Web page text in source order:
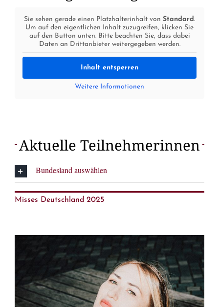
Sie sehen gerade einen Platzhalterinhalt von Standard.
Um auf den eigentlichen Inhalt zuzugreifen, klicken Sie
auf den Button unten. Bitte beachten Sie, dass dabei
Daten an Drittanbieter weitergegeben werden.
Inhalt entsperren
Weitere Informationen
Aktuelle Teilnehmerinnen
Bundesland auswählen
Misses Deutschland 2025